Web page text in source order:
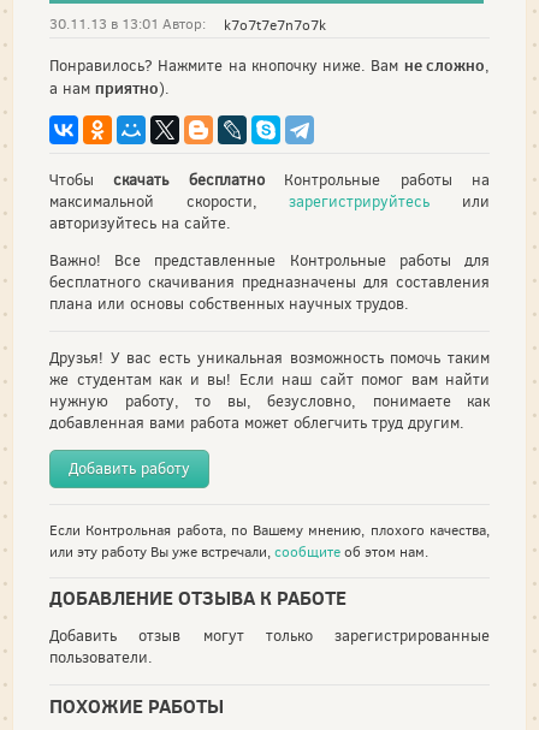
30.11.13 в 13:01 Автор: k7o7t7e7n7o7k
Понравилось? Нажмите на кнопочку ниже. Вам не сложно,
а нам приятно).
Чтобыскачать бесплатноКонтрольные работы на
максимальной скорости,зарегистрируйтесь или
авторизуйтесь на сайте.
Важно! Все представленные Контрольные работы для
бесплатного скачивания предназначены для составления
плана или основы собственных научных трудов.
Друзья! У вас есть уникальная возможность помочь таким
же студентам как и вы! Если наш сайт помог вам найти
нужную работу, то вы, безусловно, понимаете как
добавленная вами работа может облегчить труд другим.
Добавить работу
Если Контрольная работа, по Вашему мнению, плохого качества,
или эту работу Вы уже встречали,сообщитеоб этом нам.
ДОБАВЛЕНИЕ ОТЗЫВА К РАБОТЕ
Добавить отзыв могут только зарегистрированные
пользователи.
ПОХОЖИЕ РАБОТЫ